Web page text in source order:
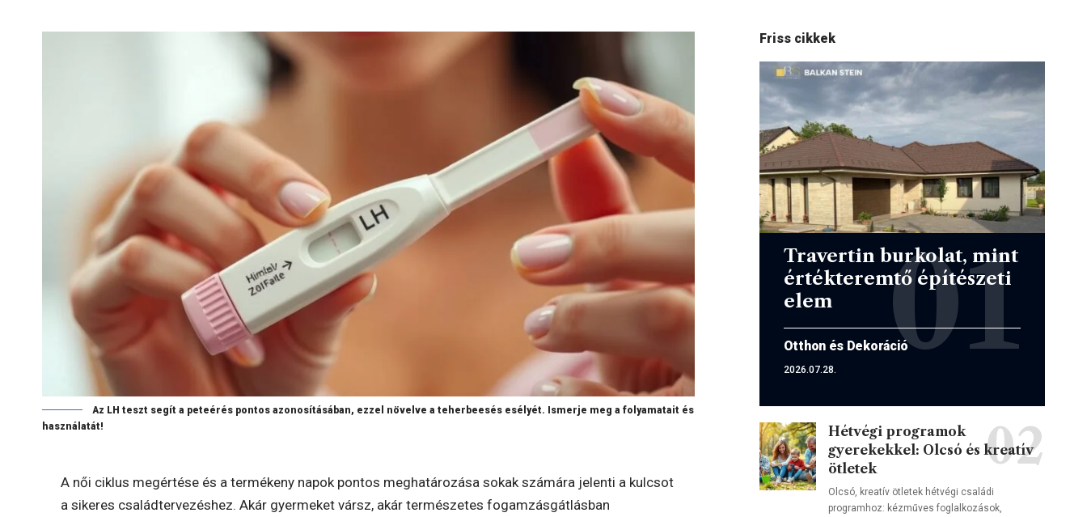
Az LH teszt segít a peteérés pontos azonosításában, ezzel növelve a teherbeesés esélyét. Ismerje meg a folyamatait és
használatát!
A női ciklus megértése és a termékeny napok pontos meghatározása sokak számára jelenti a kulcsot
a sikeres családtervezéshez. Akár gyermeket vársz, akár természetes fogamzásgátlásban
Friss cikkek
Travertin burkolat, mint
értékteremtő építészeti
elem
Otthon és Dekoráció
2026.07.28.
Hétvégi programok
gyerekekkel: Olcsó és kreatív
ötletek
Olcsó, kreatív ötletek hétvégi családi
programhoz: kézműves foglalkozások,